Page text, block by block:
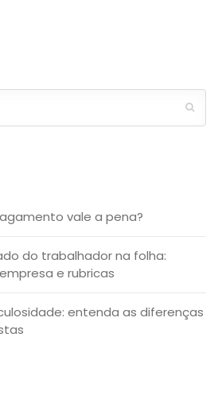
vale a pena?
do trabalhador na folha:
e rubricas
entenda as diferenças